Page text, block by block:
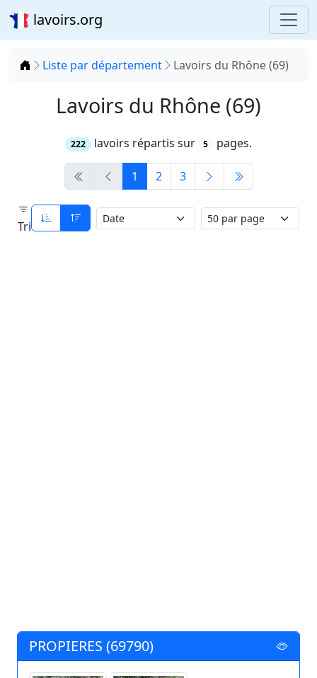
lavoirs.org
Accueil
Liste par département Lavoirs du Rhône (69)
Lavoirs du Rhône (69)
222 lavoirs répartis sur 5 pages.
1 2 3
Tri
PROPIERES (69790)